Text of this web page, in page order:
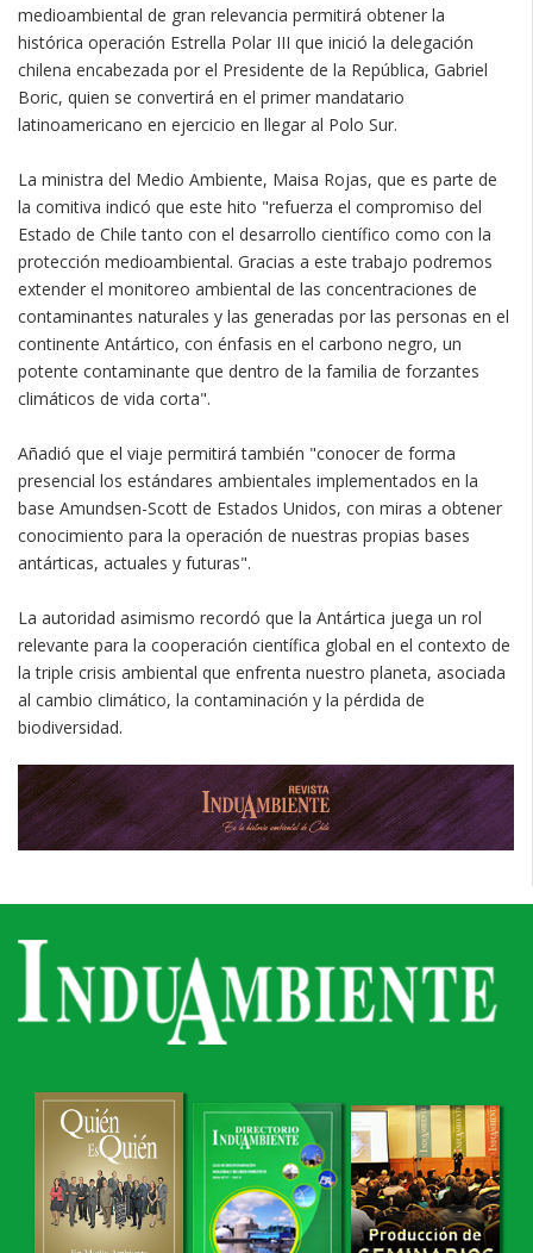
medioambiental de gran relevancia permitirá obtener la
histórica operación Estrella Polar III que inició la delegación
chilena encabezada por el Presidente de la República, Gabriel
Boric, quien se convertirá en el primer mandatario
latinoamericano en ejercicio en llegar al Polo Sur.
La ministra del Medio Ambiente, Maisa Rojas, que es parte de
la comitiva indicó que este hito "refuerza el compromiso del
Estado de Chile tanto con el desarrollo científico como con la
protección medioambiental. Gracias a este trabajo podremos
extender el monitoreo ambiental de las concentraciones de
contaminantes naturales y las generadas por las personas en el
continente Antártico, con énfasis en el carbono negro, un
potente contaminante que dentro de la familia de forzantes
climáticos de vida corta".
Añadió que el viaje permitirá también "conocer de forma
presencial los estándares ambientales implementados en la
base Amundsen-Scott de Estados Unidos, con miras a obtener
conocimiento para la operación de nuestras propias bases
antárticas, actuales y futuras".
La autoridad asimismo recordó que la Antártica juega un rol
relevante para la cooperación científica global en el contexto de
la triple crisis ambiental que enfrenta nuestro planeta, asociada
al cambio climático, la contaminación y la pérdida de
biodiversidad.